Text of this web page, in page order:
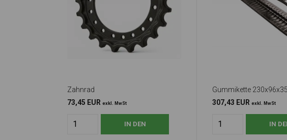
Zahnrad
73,45 EUR exkl. MwSt
Gummikette 230x96x35
307,43 EUR exkl. MwSt